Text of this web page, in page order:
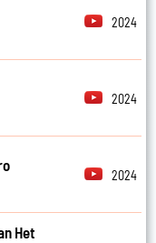
2024
2024
2024
Het